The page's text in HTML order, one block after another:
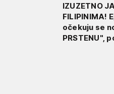
IZUZETNO
FILIPINIMA!
očekuju se
PRSTENU",